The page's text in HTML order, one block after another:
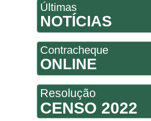
Últimas
NOTÍCIAS
Contracheque
ONLINE
Resolução
CENSO 2022